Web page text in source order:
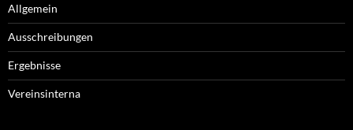
Allgemein
Ausschreibungen
Ergebnisse
Vereinsinterna